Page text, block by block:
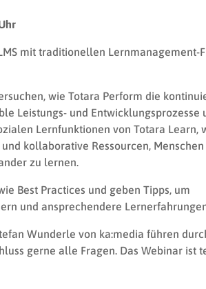
mit traditionellen Lernmanagement-
wie Totara Perform die
Leistungs- und Entwicklungsprozesse
Lernfunktionen von Totara Learn,
kollaborative Ressourcen,
zu lernen.
Best Practices und geben Tipps, um
und ansprechendere
Wunderle von ka:media führen
gerne alle Fragen. Das Webinar ist